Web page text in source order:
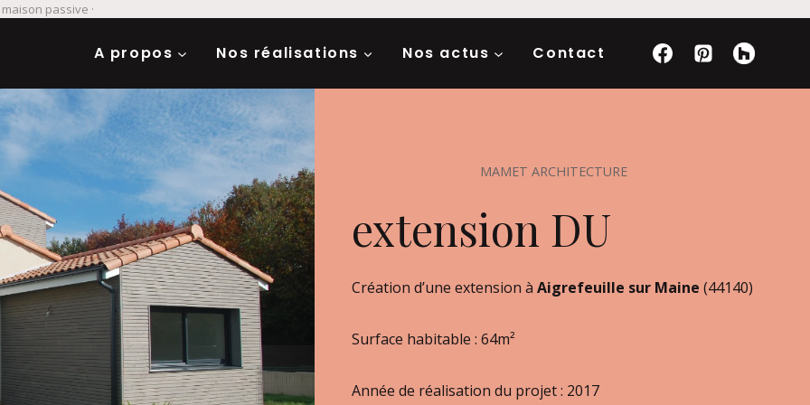
passive ·
A propos Nos réalisations Nos actus Contact
MAMET ARCHITECTURE
extension DU
Création d’une extension à Aigrefeuille sur Maine (44140)
Surface habitable : 64m²
Année de réalisation du projet : 2017